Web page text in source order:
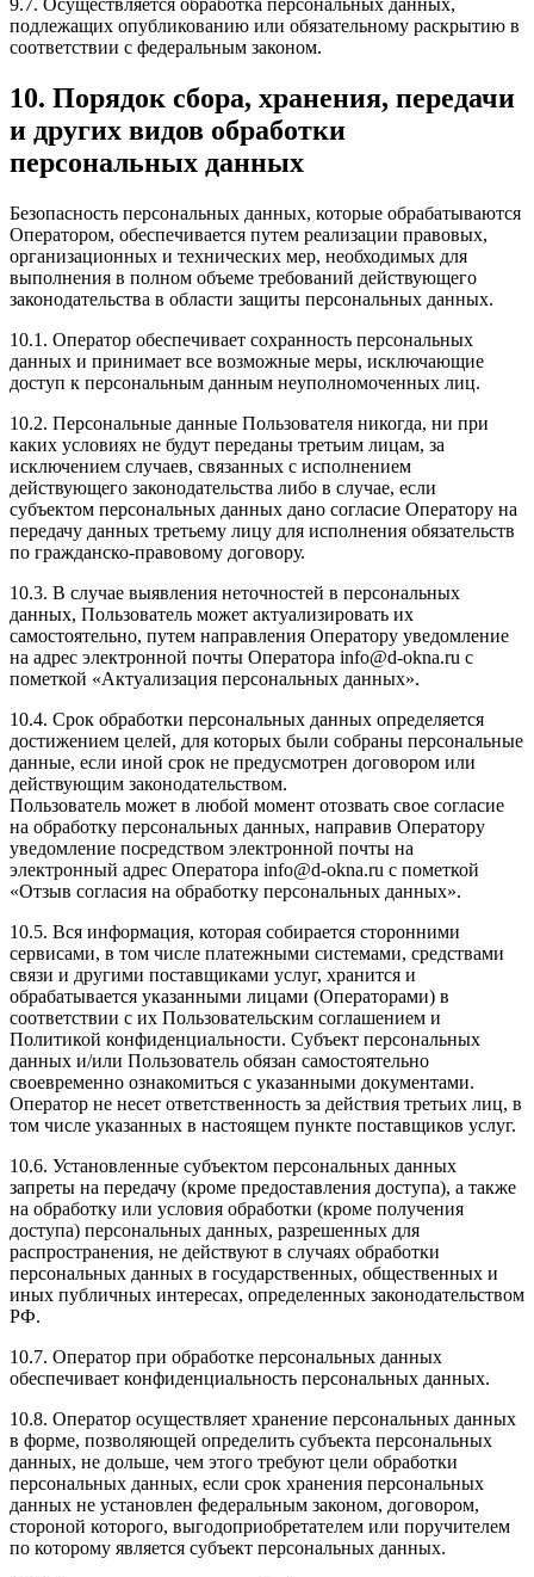
9.7. Осуществляется обработка персональных данных,
подлежащих опубликованию или обязательному раскрытию в
соответствии с федеральным законом.
10. Порядок сбора, хранения, передачи
и других видов обработки
персональных данных
Безопасность персональных данных, которые обрабатываются
Оператором, обеспечивается путем реализации правовых,
организационных и технических мер, необходимых для
выполнения в полном объеме требований действующего
законодательства в области защиты персональных данных.
10.1. Оператор обеспечивает сохранность персональных
данных и принимает все возможные меры, исключающие
доступ к персональным данным неуполномоченных лиц.
10.2. Персональные данные Пользователя никогда, ни при
каких условиях не будут переданы третьим лицам, за
исключением случаев, связанных с исполнением
действующего законодательства либо в случае, если
субъектом персональных данных дано согласие Оператору на
передачу данных третьему лицу для исполнения обязательств
по гражданско-правовому договору.
10.3. В случае выявления неточностей в персональных
данных, Пользователь может актуализировать их
самостоятельно, путем направления Оператору уведомление
на адрес электронной почты Оператора info@d-okna.ru с
пометкой «Актуализация персональных данных».
10.4. Срок обработки персональных данных определяется
достижением целей, для которых были собраны персональные
данные, если иной срок не предусмотрен договором или
действующим законодательством.
Пользователь может в любой момент отозвать свое согласие
на обработку персональных данных, направив Оператору
уведомление посредством электронной почты на
электронный адрес Оператора info@d-okna.ru с пометкой
«Отзыв согласия на обработку персональных данных».
10.5. Вся информация, которая собирается сторонними
сервисами, в том числе платежными системами, средствами
связи и другими поставщиками услуг, хранится и
обрабатывается указанными лицами (Операторами) в
соответствии с их Пользовательским соглашением и
Политикой конфиденциальности. Субъект персональных
данных и/или Пользователь обязан самостоятельно
своевременно ознакомиться с указанными документами.
Оператор не несет ответственность за действия третьих лиц, в
том числе указанных в настоящем пункте поставщиков услуг.
10.6. Установленные субъектом персональных данных
запреты на передачу (кроме предоставления доступа), а также
на обработку или условия обработки (кроме получения
доступа) персональных данных, разрешенных для
распространения, не действуют в случаях обработки
персональных данных в государственных, общественных и
иных публичных интересах, определенных законодательством
РФ.
10.7. Оператор при обработке персональных данных
обеспечивает конфиденциальность персональных данных.
10.8. Оператор осуществляет хранение персональных данных
в форме, позволяющей определить субъекта персональных
данных, не дольше, чем этого требуют цели обработки
персональных данных, если срок хранения персональных
данных не установлен федеральным законом, договором,
стороной которого, выгодоприобретателем или поручителем
по которому является субъект персональных данных.